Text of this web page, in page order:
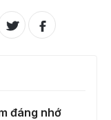
đáng nhớ